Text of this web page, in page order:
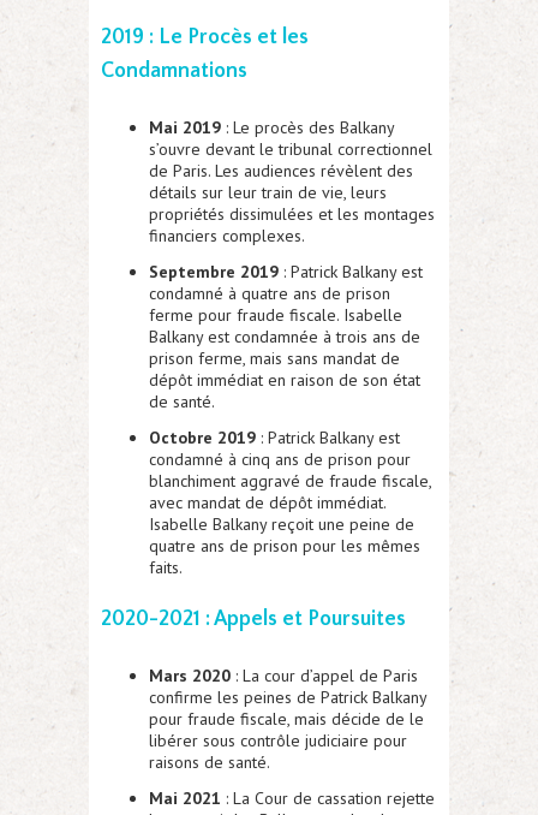
2019 : Le Procès et les
Condamnations
Mai 2019 : Le procès des Balkany
s’ouvre devant le tribunal correctionnel
de Paris. Les audiences révèlent des
détails sur leur train de vie, leurs
propriétés dissimulées et les montages
financiers complexes.
Septembre 2019 : Patrick Balkany est
condamné à quatre ans de prison
ferme pour fraude fiscale. Isabelle
Balkany est condamnée à trois ans de
prison ferme, mais sans mandat de
dépôt immédiat en raison de son état
de santé.
Octobre 2019 : Patrick Balkany est
condamné à cinq ans de prison pour
blanchiment aggravé de fraude fiscale,
avec mandat de dépôt immédiat.
Isabelle Balkany reçoit une peine de
quatre ans de prison pour les mêmes
faits.
2020-2021 : Appels et Poursuites
Mars 2020 : La cour d’appel de Paris
confirme les peines de Patrick Balkany
pour fraude fiscale, mais décide de le
libérer sous contrôle judiciaire pour
raisons de santé.
Mai 2021 : La Cour de cassation rejette